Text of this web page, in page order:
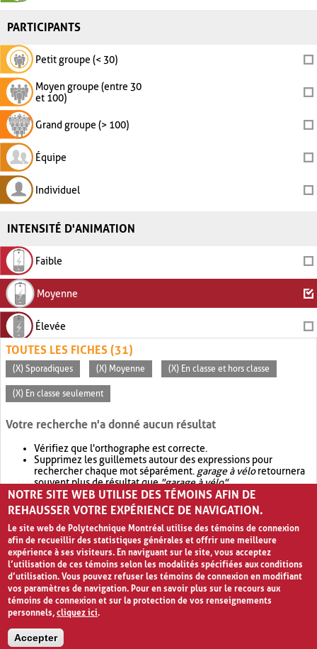
PARTICIPANTS
Petit groupe (< 30)
Moyen groupe (entre 30
et 100)
Grand groupe (> 100)
Équipe
Individuel
INTENSITÉ D'ANIMATION
Faible
Moyenne
Élevée
TOUTES LES FICHES (31)
(X) Sporadiques (X) Moyenne (X) En classe et hors classe
(X) En classe seulement
Votre recherche n'a donné aucun résultat
Vérifiez que l'orthographe est correcte.
Supprimez les guillemets autour des expressions pour
rechercher chaque mot séparément. garage à véloretournera
souvent plus de résultat que"garage à vélo".
Envisagez d'élargir votre recherche avec OR.garage OR vélo
retournera souvent plus de résultat quegarage à vélo
NOTRE SITE WEB UTILISE DES TÉMOINS AFIN DE
REHAUSSER VOTRE EXPÉRIENCE DE NAVIGATION.
Le site web de Polytechnique Montréal utilise des témoins de connexion
afin de recueillir des statistiques générales et offrir une meilleure
expérience à ses visiteurs. En naviguant sur le site, vous acceptez
l’utilisation de ces témoins selon les modalités spécifiées aux conditions
d’utilisation. Vous pouvez refuser les témoins de connexion en modifiant
vos paramètres de navigation. Pour en savoir plus sur le recours aux
témoins de connexion et sur la protection de vos renseignements
personnels,cliquez ici.
Accepter